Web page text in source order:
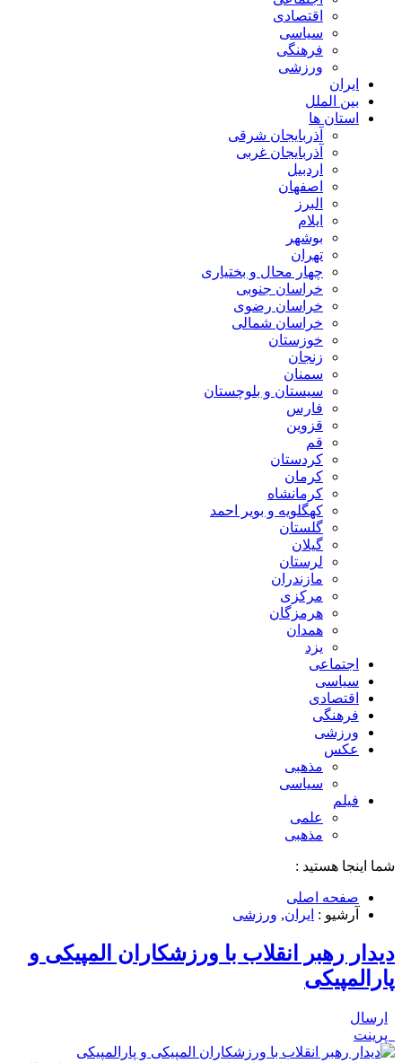
اقتصادی
سیاسی
فرهنگی
ورزشی
ایران
بین الملل
استان ها
آذربایجان شرقی
آذربایجان غربی
اردبیل
اصفهان
البرز
ایلام
بوشهر
تهران
چهار محال و بختیاری
خراسان جنوبی
خراسان رضوی
خراسان شمالی
خوزستان
زنجان
سمنان
سیستان و بلوچستان
فارس
قزوین
قم
کردستان
کرمان
کرمانشاه
کهگلویه و بویر احمد
گلستان
گیلان
لرستان
مازندران
مرکزی
هرمزگان
همدان
یزد
اجتماعی
سیاسی
اقتصادی
فرهنگی
ورزشی
عکس
مذهبی
سیاسی
فیلم
علمی
مذهبی
شما اینجا هستید :
صفحه اصلی
آرشیو : ایران, ورزشی
دیدار رهبر انقلاب با ورزشکاران المپیکی و
پارالمپیکی
ارسال
پرینت